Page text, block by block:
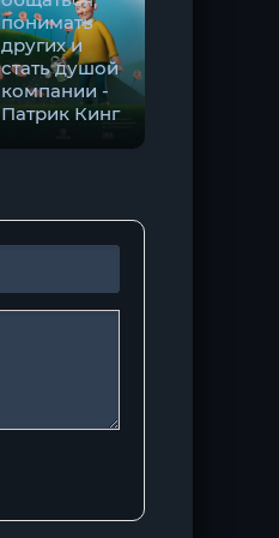
понимать
других и
стать душой
компании -
Патрик Кинг